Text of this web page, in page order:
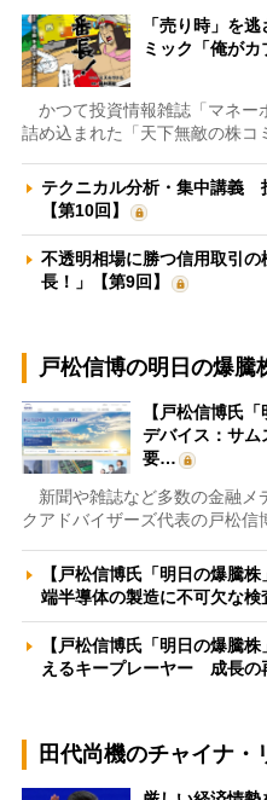
「売り時」を
ミック「俺がカ
かつて投資情報雑誌「マネー
詰め込まれた「天下無敵の株
テクニカル分析・集中講義
【第10回】
不透明相場に勝つ信用取引
長！」【第9回】
戸松信博の明日の爆騰
【戸松信博氏
デバイス：サム
要…
新聞や雑誌など多数の金融メ
クアドバイザーズ代表の戸松
【戸松信博氏「明日の爆騰
端半導体の製造に不可欠な
【戸松信博氏「明日の爆騰
えるキープレーヤー 成長
田代尚機のチャイナ・